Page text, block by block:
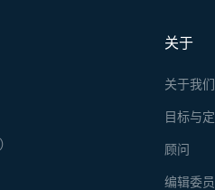
关于
关于我们
目标与
顾问
编辑委